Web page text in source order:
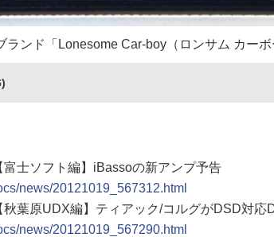
ンド「Lonesome Car-boy（ロンサム カー
富士ソフト編】iBassoの新アンプ予告
news/20121019_567312.html
秋葉原UDX編】ティアック/コルグがDSD対応
news/20121019_567290.html